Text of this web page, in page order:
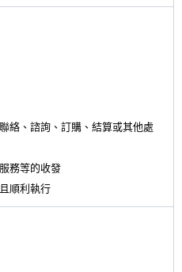
絡、諮詢、訂購、結算或其他處
務等的收發
順利執行